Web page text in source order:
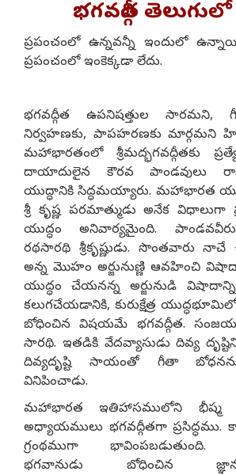
భగవద్గీత తెలుగులో
ప్రపంచంలో ఉన్నవన్నీ ఇందులో
ప్రపంచంలో ఇంకెక్కడా లేదు.
భగవద్గీత ఉపనిషత్తుల సారమని,
నిర్వహణకు, పాపహరణకు మార్గమని
మహాభారతంలో శ్రీమద్భగవద్గీతకు
దాయాదులైన కౌరవ పాండవులు
యుద్ధానికి సిద్ధమయ్యారు. మహాభారత
శ్రీ కృష్ణ పరమాత్ముడు అనేక విధాలుగా
యుద్ధం అనివార్యమైంది.
రథసారథి శ్రీకృష్ణుడు. సొంతవారు నాచే
అన్న మొహం అర్జునుణ్ణి ఆవహించి
యుద్ధం చేయనన్న అర్జునుడి
కలుగచేయడానికి, కురుక్షేత్ర యుద్ధభూమిలో
బోధించిన విషయమే భగవద్గీత.
సారథి. ఇతడికి వేదవ్యాసుడు దివ్య
దివ్యదృష్టి సాయంతో గీతా బోధనను
వినిపించాడు.
మహాభారత ఇతిహాసములోని భీష్మ
అధ్యాయములు భగవద్గీతగా ప్రసిద్ధము.
గ్రంథముగా భావింపబడుతుంది.
భగవానుడు బోధించిన